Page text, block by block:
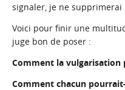
signaler, je ne
Voici pour finir une
juge bon de poser :
Comment la vulgarisation
Comment chacun